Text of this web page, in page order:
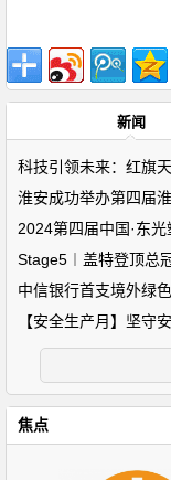
新闻
科技引领未来：红旗
2024第四届中国·东
Stage5︱盖特登顶总
中信银行首支境外绿
【安全生产月】坚守
焦点